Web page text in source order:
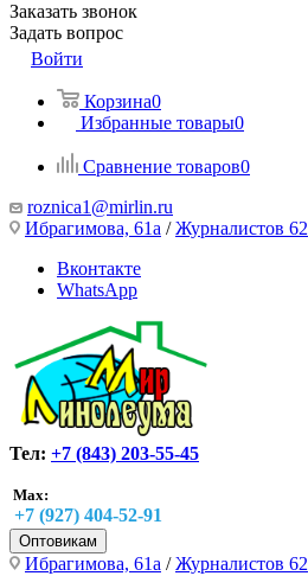
Заказать звонок
Задать вопрос
Войти
Корзина0
Избранные товары0
Сравнение товаров0
roznica1@mirlin.ru
Ибрагимова, 61а /Журналистов 62
Вконтакте
WhatsApp
Тел: +7 (843) 203-55-45
Max:
+7 (927) 404-52-91
Оптовикам
Ибрагимова, 61а /Журналистов 62